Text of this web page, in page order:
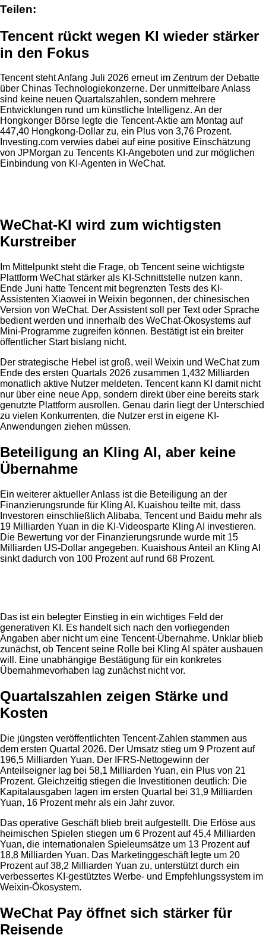
Teilen:
Tencent rückt wegen KI wieder stärker
in den Fokus
Tencent steht Anfang Juli 2026 erneut im Zentrum der Debatte
über Chinas Technologiekonzerne. Der unmittelbare Anlass
sind keine neuen Quartalszahlen, sondern mehrere
Entwicklungen rund um künstliche Intelligenz. An der
Hongkonger Börse legte die Tencent-Aktie am Montag auf
447,40 Hongkong-Dollar zu, ein Plus von 3,76 Prozent.
Investing.com verwies dabei auf eine positive Einschätzung
von JPMorgan zu Tencents KI-Angeboten und zur möglichen
Einbindung von KI-Agenten in WeChat.
WeChat-KI wird zum wichtigsten
Kurstreiber
Im Mittelpunkt steht die Frage, ob Tencent seine wichtigste
Plattform WeChat stärker als KI-Schnittstelle nutzen kann.
Ende Juni hatte Tencent mit begrenzten Tests des KI-
Assistenten Xiaowei in Weixin begonnen, der chinesischen
Version von WeChat. Der Assistent soll per Text oder Sprache
bedient werden und innerhalb des WeChat-Ökosystems auf
Mini-Programme zugreifen können. Bestätigt ist ein breiter
öffentlicher Start bislang nicht.
Der strategische Hebel ist groß, weil Weixin und WeChat zum
Ende des ersten Quartals 2026 zusammen 1,432 Milliarden
monatlich aktive Nutzer meldeten. Tencent kann KI damit nicht
nur über eine neue App, sondern direkt über eine bereits stark
genutzte Plattform ausrollen. Genau darin liegt der Unterschied
zu vielen Konkurrenten, die Nutzer erst in eigene KI-
Anwendungen ziehen müssen.
Beteiligung an Kling AI, aber keine
Übernahme
Ein weiterer aktueller Anlass ist die Beteiligung an der
Finanzierungsrunde für Kling AI. Kuaishou teilte mit, dass
Investoren einschließlich Alibaba, Tencent und Baidu mehr als
19 Milliarden Yuan in die KI-Videosparte Kling AI investieren.
Die Bewertung vor der Finanzierungsrunde wurde mit 15
Milliarden US-Dollar angegeben. Kuaishous Anteil an Kling AI
sinkt dadurch von 100 Prozent auf rund 68 Prozent.
Das ist ein belegter Einstieg in ein wichtiges Feld der
generativen KI. Es handelt sich nach den vorliegenden
Angaben aber nicht um eine Tencent-Übernahme. Unklar blieb
zunächst, ob Tencent seine Rolle bei Kling AI später ausbauen
will. Eine unabhängige Bestätigung für ein konkretes
Übernahmevorhaben lag zunächst nicht vor.
Quartalszahlen zeigen Stärke und
Kosten
Die jüngsten veröffentlichten Tencent-Zahlen stammen aus
dem ersten Quartal 2026. Der Umsatz stieg um 9 Prozent auf
196,5 Milliarden Yuan. Der IFRS-Nettogewinn der
Anteilseigner lag bei 58,1 Milliarden Yuan, ein Plus von 21
Prozent. Gleichzeitig stiegen die Investitionen deutlich: Die
Kapitalausgaben lagen im ersten Quartal bei 31,9 Milliarden
Yuan, 16 Prozent mehr als ein Jahr zuvor.
Das operative Geschäft blieb breit aufgestellt. Die Erlöse aus
heimischen Spielen stiegen um 6 Prozent auf 45,4 Milliarden
Yuan, die internationalen Spieleumsätze um 13 Prozent auf
18,8 Milliarden Yuan. Das Marketinggeschäft legte um 20
Prozent auf 38,2 Milliarden Yuan zu, unterstützt durch ein
verbessertes KI-gestütztes Werbe- und Empfehlungssystem im
Weixin-Ökosystem.
WeChat Pay öffnet sich stärker für
Reisende